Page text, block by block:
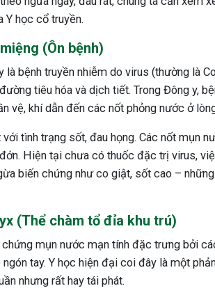
Y học cổ truyền.
(Ôn bệnh)
là bệnh truyền nhiễm do virus (thường là
tiêu hóa và dịch tiết. Trong Đông y,
vệ, khí dẫn đến các nốt phỏng nước ở
tình trạng sốt, đau họng. Các nốt mụn
Hiện tại chưa có thuốc đặc trị virus,
biến chứng như co giật, sốt cao –
(Thể chàm tổ đỉa khu trú)
mụn nước mạn tính đặc trưng bởi
ngón tay. Y học hiện đại coi đây là một
nhưng rất hay tái phát.